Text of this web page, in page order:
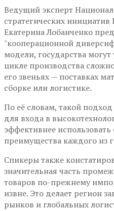
Ведущий эксперт
стратегических
Екатерина Лобанченко
"кооперационной
модели, государства
цикле производства
его звеньях — поставках
сборке или логистике.
По её словам, такой
для входа в
эффективнее
преимущества каждого из
Спикеры также
значительная часть
товаров по-прежнему
извне. Это делает регион
рынков и глобальных